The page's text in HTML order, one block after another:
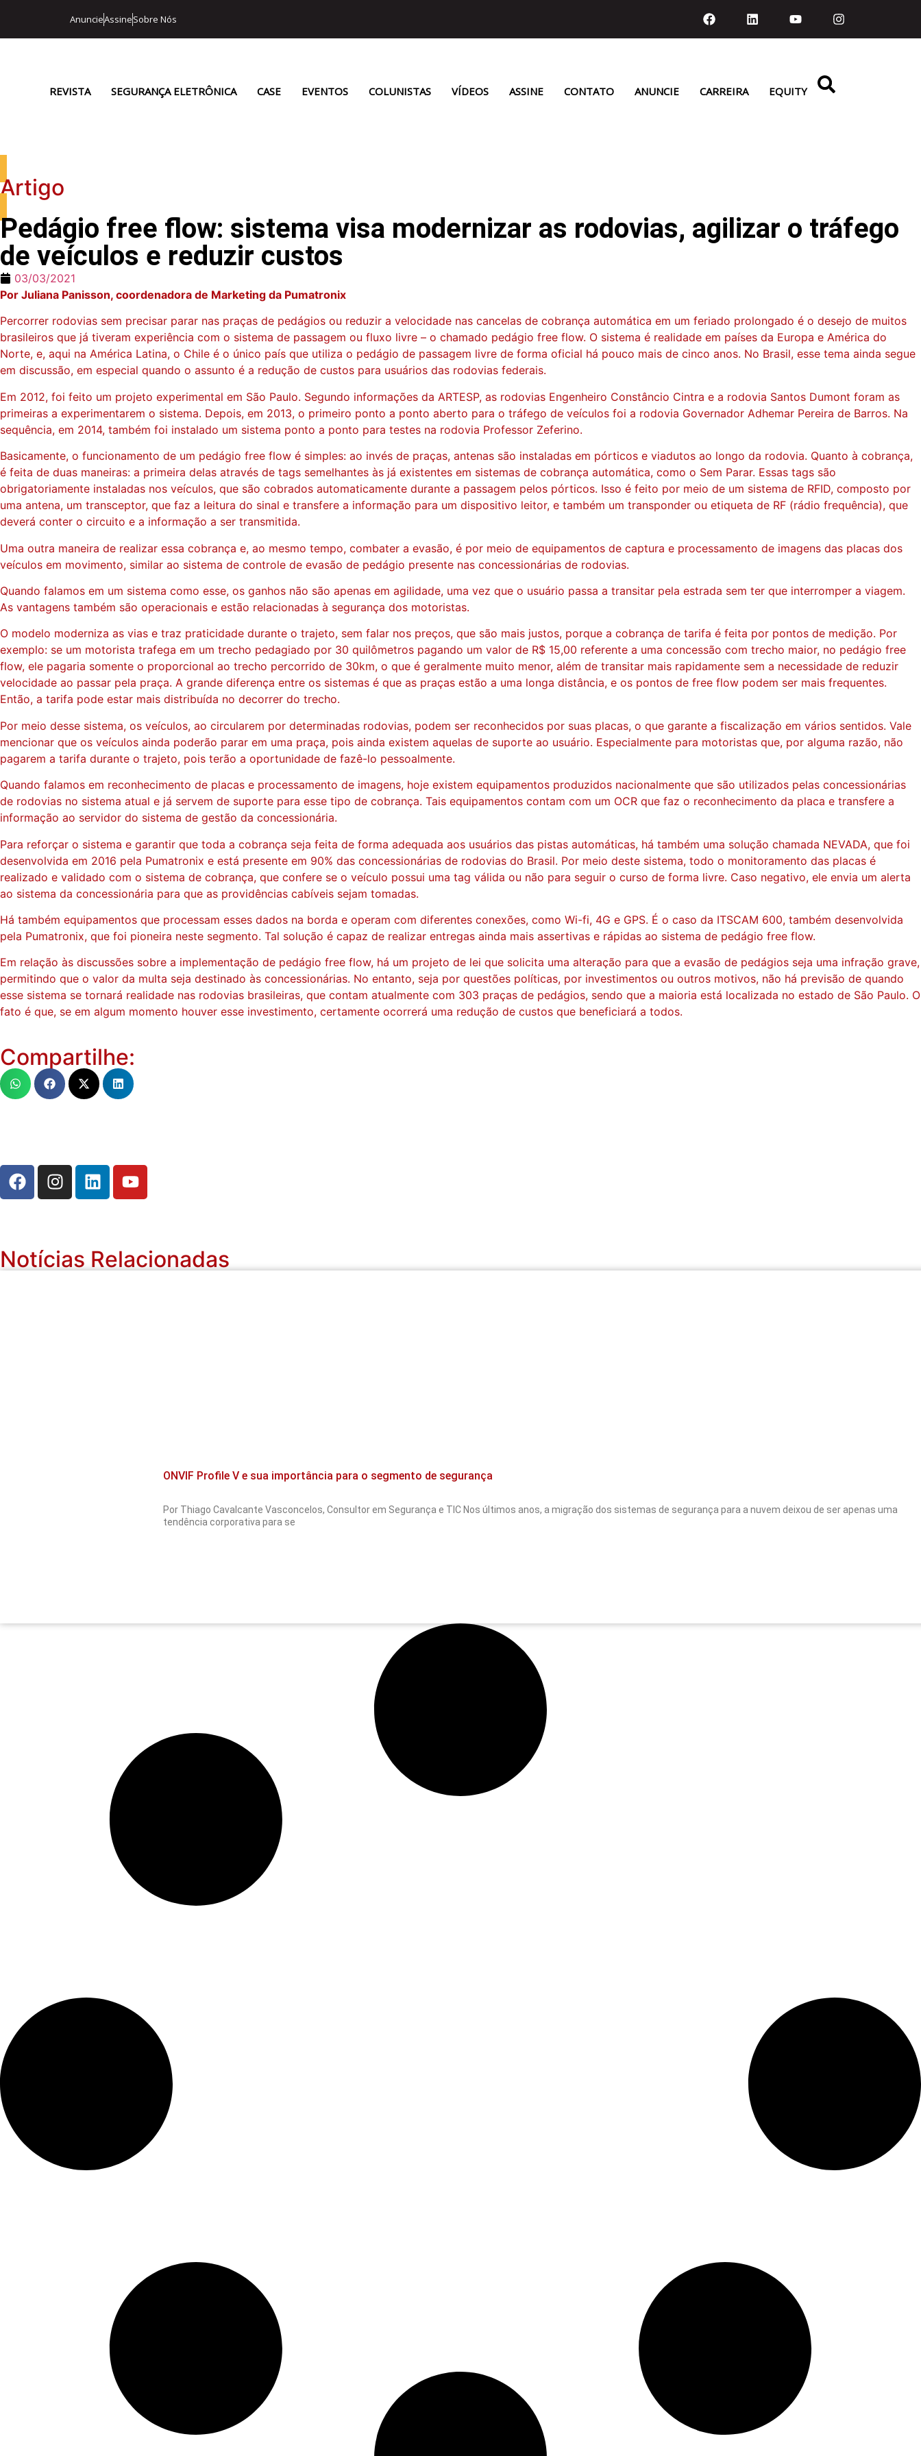
AnuncieAssineSobre Nós
REVISTA SEGURANÇA ELETRÔNICA CASE EVENTOS COLUNISTAS VÍDEOS ASSINE CONTATO ANUNCIE CARREIRA EQUITY
Artigo
Pedágio free flow: sistema visa modernizar as rodovias, agilizar o tráfego
de veículos e reduzir custos
03/03/2021
Por Juliana Panisson, coordenadora de Marketing da Pumatronix
Percorrer rodovias sem precisar parar nas praças de pedágios ou reduzir a velocidade nas cancelas de cobrança automática em um feriado prolongado é o desejo de muitos
brasileiros que já tiveram experiência com o sistema de passagem ou fluxo livre – o chamado pedágio free flow. O sistema é realidade em países da Europa e América do
Norte, e, aqui na América Latina, o Chile é o único país que utiliza o pedágio de passagem livre de forma oficial há pouco mais de cinco anos. No Brasil, esse tema ainda segue
em discussão, em especial quando o assunto é a redução de custos para usuários das rodovias federais.
Em 2012, foi feito um projeto experimental em São Paulo. Segundo informações da ARTESP, as rodovias Engenheiro Constâncio Cintra e a rodovia Santos Dumont foram as
primeiras a experimentarem o sistema. Depois, em 2013, o primeiro ponto a ponto aberto para o tráfego de veículos foi a rodovia Governador Adhemar Pereira de Barros. Na
sequência, em 2014, também foi instalado um sistema ponto a ponto para testes na rodovia Professor Zeferino.
Basicamente, o funcionamento de um pedágio free flow é simples: ao invés de praças, antenas são instaladas em pórticos e viadutos ao longo da rodovia. Quanto à cobrança,
é feita de duas maneiras: a primeira delas através de tags semelhantes às já existentes em sistemas de cobrança automática, como o Sem Parar. Essas tags são
obrigatoriamente instaladas nos veículos, que são cobrados automaticamente durante a passagem pelos pórticos. Isso é feito por meio de um sistema de RFID, composto por
uma antena, um transceptor, que faz a leitura do sinal e transfere a informação para um dispositivo leitor, e também um transponder ou etiqueta de RF (rádio frequência), que
deverá conter o circuito e a informação a ser transmitida.
Uma outra maneira de realizar essa cobrança e, ao mesmo tempo, combater a evasão, é por meio de equipamentos de captura e processamento de imagens das placas dos
veículos em movimento, similar ao sistema de controle de evasão de pedágio presente nas concessionárias de rodovias.
Quando falamos em um sistema como esse, os ganhos não são apenas em agilidade, uma vez que o usuário passa a transitar pela estrada sem ter que interromper a viagem.
As vantagens também são operacionais e estão relacionadas à segurança dos motoristas.
O modelo moderniza as vias e traz praticidade durante o trajeto, sem falar nos preços, que são mais justos, porque a cobrança de tarifa é feita por pontos de medição. Por
exemplo: se um motorista trafega em um trecho pedagiado por 30 quilômetros pagando um valor de R$ 15,00 referente a uma concessão com trecho maior, no pedágio free
flow, ele pagaria somente o proporcional ao trecho percorrido de 30km, o que é geralmente muito menor, além de transitar mais rapidamente sem a necessidade de reduzir
velocidade ao passar pela praça. A grande diferença entre os sistemas é que as praças estão a uma longa distância, e os pontos de free flow podem ser mais frequentes.
Então, a tarifa pode estar mais distribuída no decorrer do trecho.
Por meio desse sistema, os veículos, ao circularem por determinadas rodovias, podem ser reconhecidos por suas placas, o que garante a fiscalização em vários sentidos. Vale
mencionar que os veículos ainda poderão parar em uma praça, pois ainda existem aquelas de suporte ao usuário. Especialmente para motoristas que, por alguma razão, não
pagarem a tarifa durante o trajeto, pois terão a oportunidade de fazê-lo pessoalmente.
Quando falamos em reconhecimento de placas e processamento de imagens, hoje existem equipamentos produzidos nacionalmente que são utilizados pelas concessionárias
de rodovias no sistema atual e já servem de suporte para esse tipo de cobrança. Tais equipamentos contam com um OCR que faz o reconhecimento da placa e transfere a
informação ao servidor do sistema de gestão da concessionária.
Para reforçar o sistema e garantir que toda a cobrança seja feita de forma adequada aos usuários das pistas automáticas, há também uma solução chamada NEVADA, que foi
desenvolvida em 2016 pela Pumatronix e está presente em 90% das concessionárias de rodovias do Brasil. Por meio deste sistema, todo o monitoramento das placas é
realizado e validado com o sistema de cobrança, que confere se o veículo possui uma tag válida ou não para seguir o curso de forma livre. Caso negativo, ele envia um alerta
ao sistema da concessionária para que as providências cabíveis sejam tomadas.
Há também equipamentos que processam esses dados na borda e operam com diferentes conexões, como Wi-fi, 4G e GPS. É o caso da ITSCAM 600, também desenvolvida
pela Pumatronix, que foi pioneira neste segmento. Tal solução é capaz de realizar entregas ainda mais assertivas e rápidas ao sistema de pedágio free flow.
Em relação às discussões sobre a implementação de pedágio free flow, há um projeto de lei que solicita uma alteração para que a evasão de pedágios seja uma infração grave,
permitindo que o valor da multa seja destinado às concessionárias. No entanto, seja por questões políticas, por investimentos ou outros motivos, não há previsão de quando
esse sistema se tornará realidade nas rodovias brasileiras, que contam atualmente com 303 praças de pedágios, sendo que a maioria está localizada no estado de São Paulo. O
fato é que, se em algum momento houver esse investimento, certamente ocorrerá uma redução de custos que beneficiará a todos.
Compartilhe:
Notícias Relacionadas
ONVIF Profile V e sua importância para o segmento de segurança
Por Thiago Cavalcante Vasconcelos, Consultor em Segurança e TIC Nos últimos anos, a migração dos sistemas de segurança para a nuvem deixou de ser apenas uma
tendência corporativa para se